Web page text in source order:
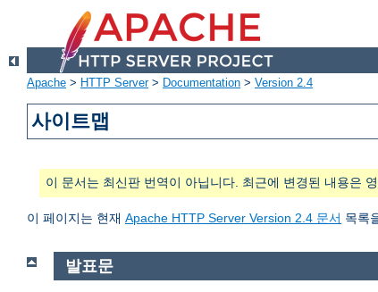
Apache > HTTP Server> Documentation > Version 2.4
사이트맵
이 문서는 최신판 번역이 아닙니다. 최근에 변경된 내용은
이 페이지는 현재 Apache HTTP Server Version 2.4 문서 목록
발표문